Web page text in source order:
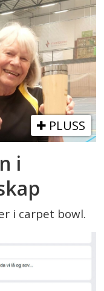
PLUSS
i
i carpet bowl.